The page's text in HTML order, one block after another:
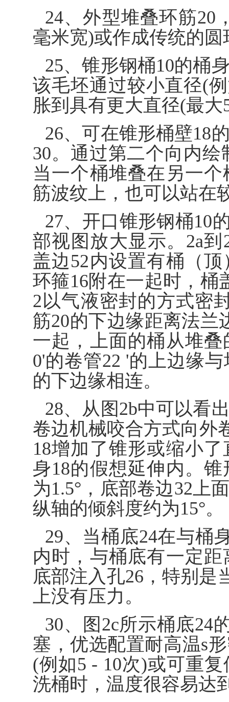
24、外型堆叠环筋20
毫米宽)或作成传统的圆
25、锥形钢桶10的桶
该毛坯通过较小直径(
胀到具有更大直径(最
26、可在锥形桶壁18
30。通过第二个向内
当一个桶堆叠在另一
筋波纹上，也可以站在
27、开口锥形钢桶10
部视图放大显示。2a
盖边52内设置有桶（
环箍16附在一起时，桶
2以气液密封的方式密
筋20的下边缘距离法兰
一起，上面的桶从堆
0'的卷管22 '的上边缘
的下边缘相连。
28、从图2b中可以看
卷边机械咬合方式向外
18增加了锥形或缩小
身18的假想延伸内。
为1.5°，底部卷边32上
纵轴的倾斜度约为15°。
29、当桶底24在与桶
内时，与桶底有一定
底部注入孔26，特别是
上没有压力。
30、图2c所示桶底24
塞，优选配置耐高温s
(例如5 - 10次)或可重
洗桶时，温度很容易达